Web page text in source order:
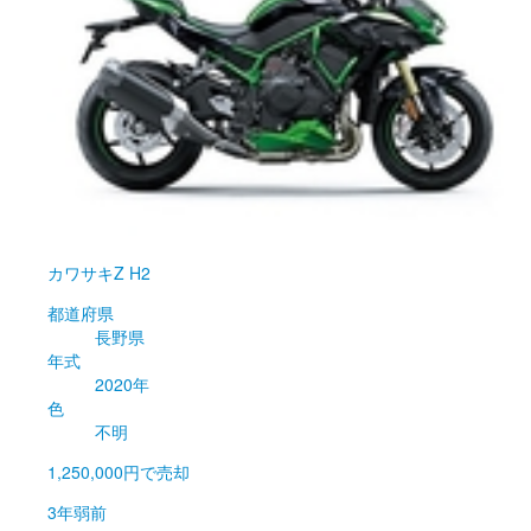
カワサキZ H2
都道府県
長野県
年式
2020年
色
不明
1,250,000円で売却
3年弱前